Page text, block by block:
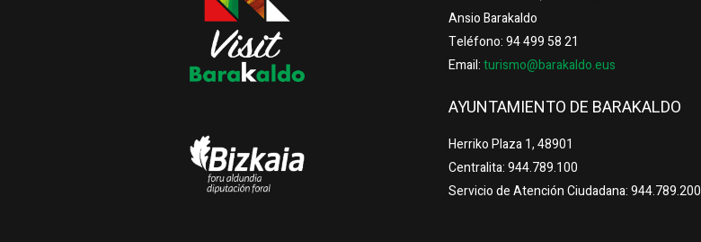
Ansio Barakaldo
Teléfono: 94 499 58 21
Email:turismo@barakaldo.eus
AYUNTAMIENTO DE BARAKALDO
Herriko Plaza 1, 48901
Centralita: 944.789.100
Servicio de Atención Ciudadana: 944.789.200